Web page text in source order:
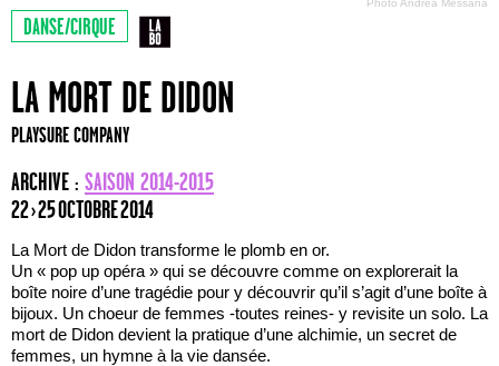
Photo Andrea Messana
DANSE/CIRQUE
LA MORT DE DIDON
PLAYSURE COMPANY
ARCHIVE : SAISON 2014-2015
22 › 25 OCTOBRE 2014
La Mort de Didon transforme le plomb en or.
Un « pop up opéra » qui se découvre comme on explorerait la
boîte noire d’une tragédie pour y découvrir qu’il s’agit d’une boîte à
bijoux. Un choeur de femmes -toutes reines- y revisite un solo. La
mort de Didon devient la pratique d’une alchimie, un secret de
femmes, un hymne à la vie dansée.